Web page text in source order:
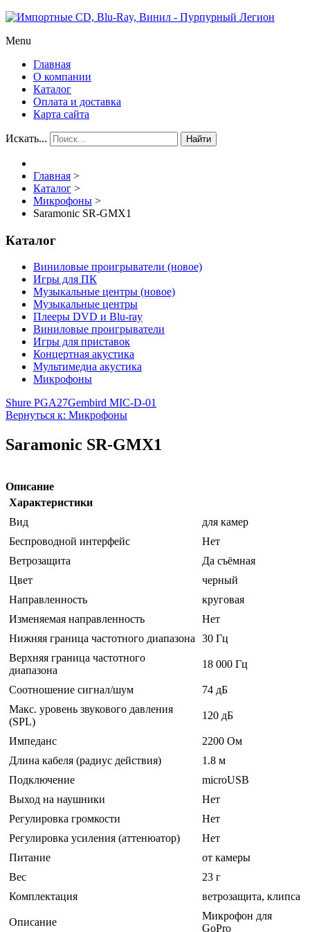
Menu
Главная
О компании
Каталог
Оплата и доставка
Карта сайта
Искать... Найти
Главная >
Каталог >
Микрофоны >
Saramonic SR-GMX1
Каталог
Виниловые проигрыватели (новое)
Игры для ПК
Музыкальные центры (новое)
Музыкальные центры
Плееры DVD и Blu-ray
Виниловые проигрыватели
Игры для приставок
Концертная акустика
Мультимедиа акустика
Микрофоны
Shure PGA27Gembird MIC-D-01
Вернуться к: Микрофоны
Saramonic SR-GMX1
Описание
Характеристики
Вид
для камер
Беспроводной интерфейс
Нет
Ветрозащита
Да съёмная
Цвет
черный
Направленность
круговая
Изменяемая направленность
Нет
Нижняя граница частотного диапазона
30 Гц
Верхняя граница частотного
диапазона
18 000 Гц
Соотношение сигнал/шум
74 дБ
Макс. уровень звукового давления
(SPL)
120 дБ
Импеданс
2200 Ом
Длина кабеля (радиус действия)
1.8 м
Подключение
microUSB
Выход на наушники
Нет
Регулировка громкости
Нет
Регулировка усиления (аттенюатор)
Нет
Питание
от камеры
Вес
23 г
Комплектация
ветрозащита, клипса
Описание
Микрофон для
GoPro